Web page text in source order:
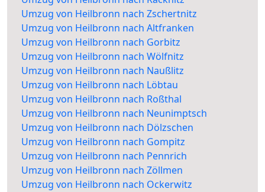
Umzug von Heilbronn nach Zschertnitz
Umzug von Heilbronn nach Altfranken
Umzug von Heilbronn nach Gorbitz
Umzug von Heilbronn nach Wölfnitz
Umzug von Heilbronn nach Naußlitz
Umzug von Heilbronn nach Löbtau
Umzug von Heilbronn nach Roßthal
Umzug von Heilbronn nach Neunimptsch
Umzug von Heilbronn nach Dölzschen
Umzug von Heilbronn nach Gompitz
Umzug von Heilbronn nach Pennrich
Umzug von Heilbronn nach Zöllmen
Umzug von Heilbronn nach Ockerwitz